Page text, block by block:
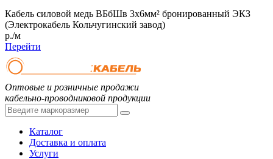
Кабель силовой медь ВБбШв 3x6мм² бронированный ЭКЗ
(Электрокабель Кольчугинский завод)
р./м
Перейти
Оптовые и розничные продажи
кабельно-проводниковой продукции
Каталог
Доставка и оплата
Услуги